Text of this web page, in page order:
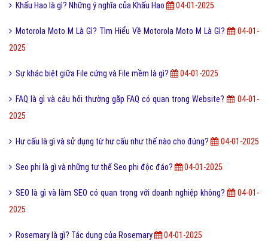
Khấu Hao là gì? Những ý nghĩa của Khấu Hao 04-01-2025
Motorola Moto M Là Gì? Tìm Hiểu Về Motorola Moto M Là Gì?
04-01-
2025
Sự khác biệt giữa File cứng và File mềm là gì? 04-01-2025
FAQ là gì và câu hỏi thường gặp FAQ có quan trọng Website?
04-01-
2025
Hư cấu là gì và sử dụng từ hư cấu như thế nào cho đúng? 04-01-2025
Seo phi là gì và những tư thế Seo phi độc đáo? 04-01-2025
SEO là gì và làm SEO có quan trọng với doanh nghiệp không?
04-01-
2025
Rosemary là gì? Tác dụng của Rosemary 04-01-2025